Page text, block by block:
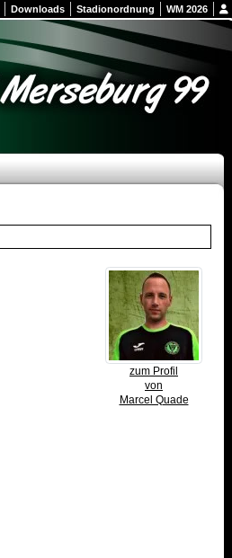
Downloads Stadionordnung WM 2026
zum Profil
von
Marcel Quade